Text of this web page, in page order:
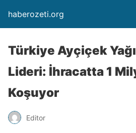
haberozeti.org
Türkiye Ayçiçek
Lideri: İhracatta 1
Koşuyor
Editor